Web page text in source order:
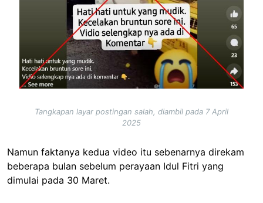
Tangkapan layar postingan salah, diambil pada 7 April
2025
Namun faktanya kedua video itu sebenarnya direkam
beberapa bulan sebelum perayaan Idul Fitri yang
dimulai pada 30 Maret.